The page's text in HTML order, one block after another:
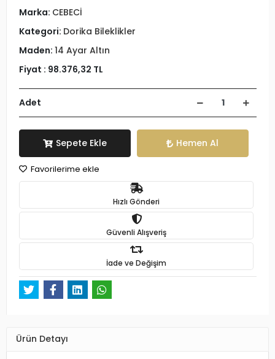
Marka: CEBECİ
Kategori: Dorika Bileklikler
Maden: 14 Ayar Altın
Fiyat : 98.376,32 TL
Adet
Sepete Ekle Hemen Al
Favorilerime ekle
Hızlı Gönderi
Güvenli Alışveriş
İade ve Değişim
Ürün Detayı